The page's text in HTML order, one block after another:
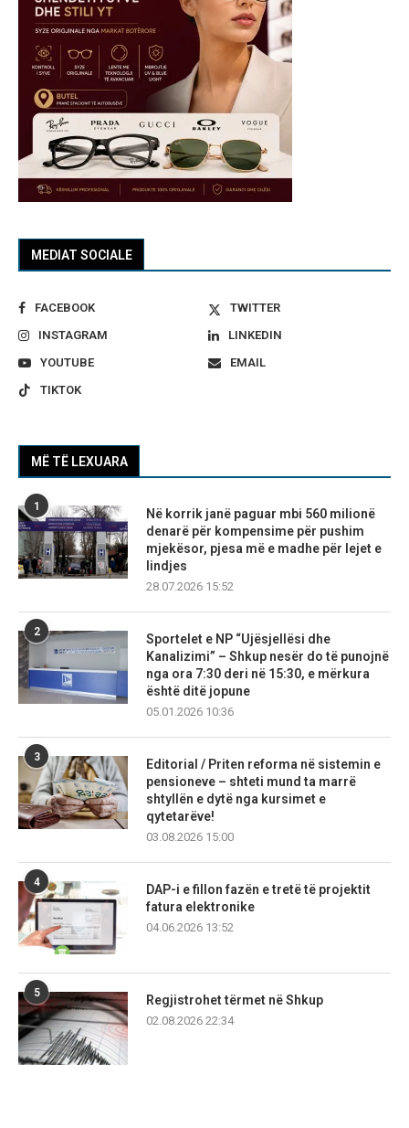
MEDIAT SOCIALE
FACEBOOK
TWITTER
INSTAGRAM
LINKEDIN
YOUTUBE
EMAIL
TIKTOK
MË TË LEXUARA
1
Në korrik janë paguar mbi 560 milionë
denarë për kompensime për pushim
mjekësor, pjesa më e madhe për lejet e
lindjes
28.07.2026 15:52
2
Sportelet e NP “Ujësjellësi dhe
Kanalizimi” – Shkup nesër do të punojnë
nga ora 7:30 deri në 15:30, e mërkura
është ditë jopune
05.01.2026 10:36
3
Editorial / Priten reforma në sistemin e
pensioneve – shteti mund ta marrë
shtyllën e dytë nga kursimet e
qytetarëve!
03.08.2026 15:00
4
DAP-i e fillon fazën e tretë të projektit
fatura elektronike
04.06.2026 13:52
5
Regjistrohet tërmet në Shkup
02.08.2026 22:34